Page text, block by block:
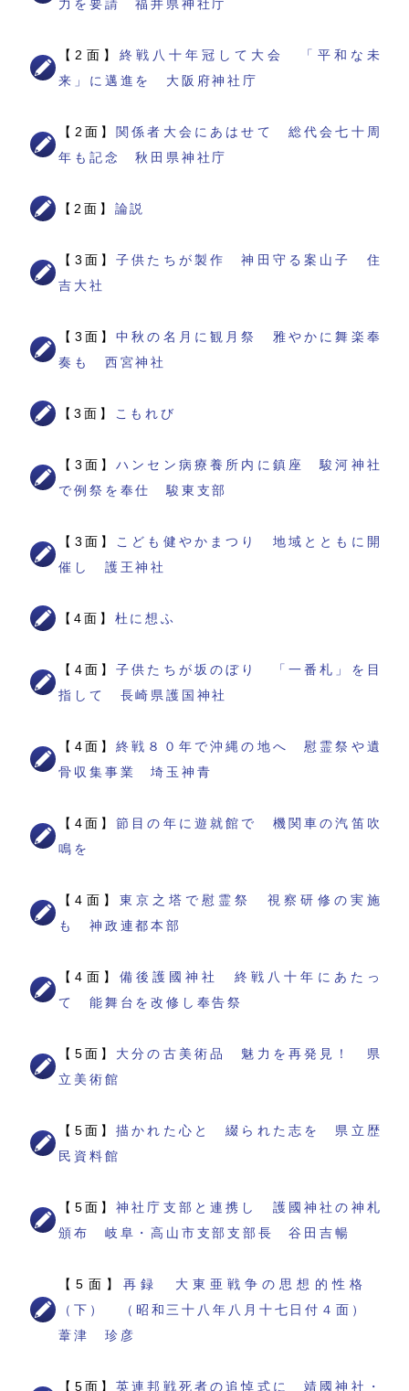
力を要請 福井県神社庁
【2面】 終戦八十年冠して大会 「平和な未
来」に邁進を 大阪府神社庁
【2面】 関係者大会にあはせて 総代会七十周
年も記念 秋田県神社庁
【2面】 論説
【3面】子供たちが製作 神田守る案山子 住
吉大社
【3面】中秋の名月に観月祭 雅やかに舞楽奉
奏も 西宮神社
【3面】 こもれび
【3面】ハンセン病療養所内に鎮座 駿河神社
で例祭を奉仕 駿東支部
【3面】
こども健やかまつり 地域とともに開
催し 護王神社
【4面】 杜に想ふ
【4面】子供たちが坂のぼり 「一番札」を目
指して 長崎県護国神社
【4面】終戦８０年で沖縄の地へ 慰霊祭や遺
骨収集事業 埼玉神青
【4面】節目の年に遊就館で 機関車の汽笛吹
鳴を
【4面】 東京之塔で慰霊祭 視察研修の実施
も 神政連都本部
【4面】 備後護國神社 終戦八十年にあたっ
て 能舞台を改修し奉告祭
【5面】 大分の古美術品 魅力を再発見！ 県
立美術館
【5面】描かれた心と 綴られた志を 県立歴
民資料館
【5面】神社庁支部と連携し 護國神社の神札
頒布 岐阜・高山市支部支部長 谷田吉暢
【5面】 再録 大東亜戦争の思想的性格
（下） （昭和三十八年八月十七日付４面）
葦津 珍彦
【5面】英連邦戦死者の追悼式に 靖國神社・